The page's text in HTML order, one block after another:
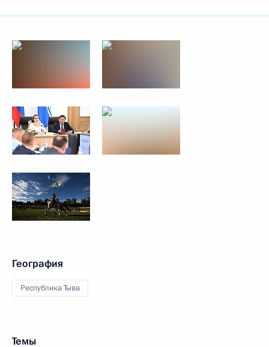
География
Республика Тыва
Темы